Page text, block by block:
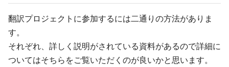
翻訳プロジェクトに参加するには二通りの方法がありま
す。
それぞれ、詳しく説明がされている資料があるので詳細に
ついてはそちらをご覧いただくのが良いかと思います。